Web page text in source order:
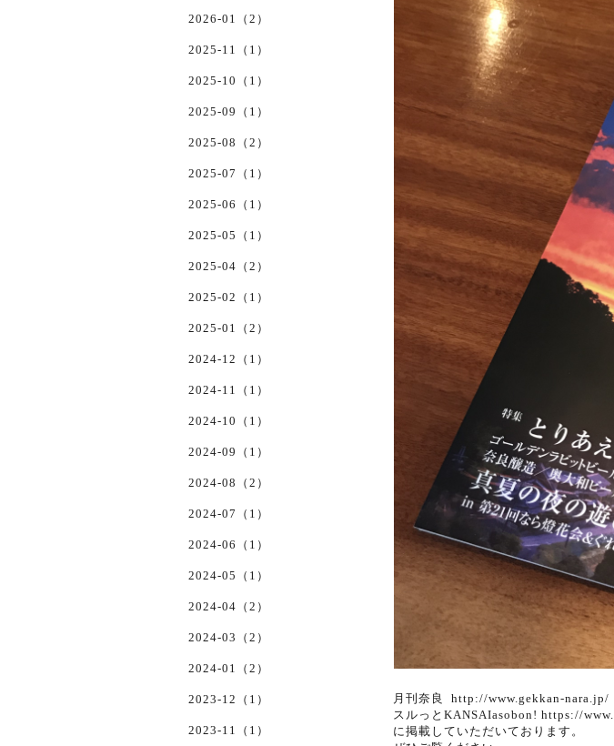
月刊奈良 http://www.gekkan-nara.jp/
スルっとKANSAIasobon! https://
に掲載していただいております。
2026-01（2）
2025-11（1）
2025-10（1）
2025-09（1）
2025-08（2）
2025-07（1）
2025-06（1）
2025-05（1）
2025-04（2）
2025-02（1）
2025-01（2）
2024-12（1）
2024-11（1）
2024-10（1）
2024-09（1）
2024-08（2）
2024-07（1）
2024-06（1）
2024-05（1）
2024-04（2）
2024-03（2）
2024-01（2）
2023-12（1）
2023-11（1）